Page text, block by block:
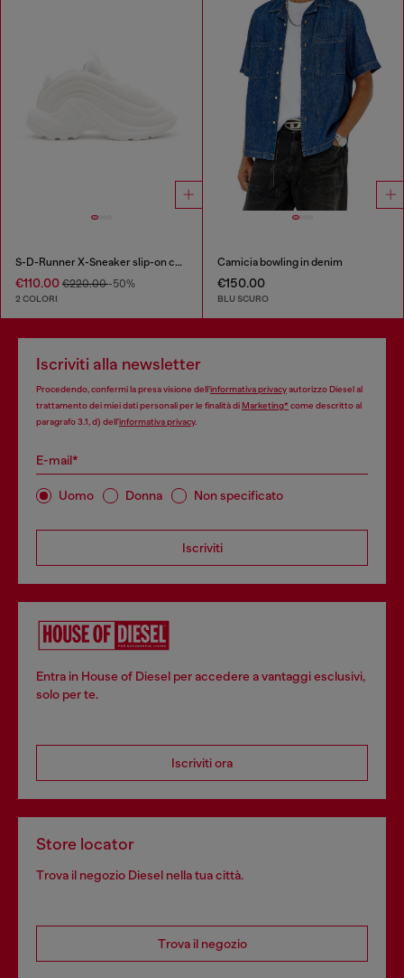
S-D-Runner X-Sneaker slip-on con fondo Oval D opaco
€110.00 €220.00-50%
2 COLORI
Camicia bowling in denim
€150.00
BLU SCURO
Iscriviti alla newsletter
Procedendo, confermi la presa visione dell’informativa privacyautorizzo Diesel al
trattamento dei miei dati personali per le finalità diMarketing*come descritto al
paragrafo 3.1, d) dell’informativa privacy.
E-mail*
Uomo Donna Non specificato
Iscriviti
Entra in House of Diesel per accedere a vantaggi esclusivi,
solo per te.
Iscriviti ora
Store locator
Trova il negozio Diesel nella tua città.
Trova il negozio